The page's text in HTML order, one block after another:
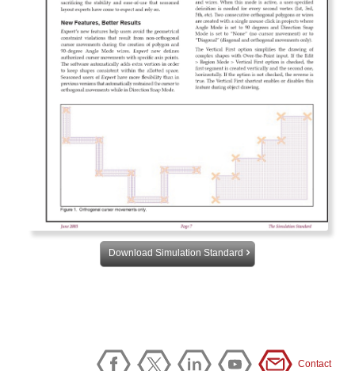
Download Simulation Standard
Contact